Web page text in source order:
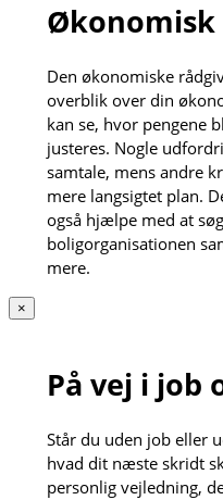
Økonomisk
Den økonomiske
overblik over din
kan se, hvor pengene
justeres. Nogle
samtale, mens andre
mere langsigtet plan.
også hjælpe med at
boligorganisationen
mere.
×
På vej i job
Står du uden job eller
hvad dit næste skridt
personlig vejledning,